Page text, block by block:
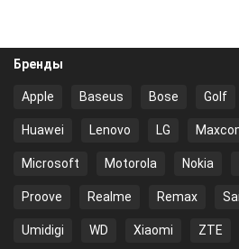
Бренды
Apple Baseus Bose Golf
Huawei Lenovo LG
Microsoft Motorola Nokia
Proove Realme Remax
Umidigi WD Xiaomi ZTE